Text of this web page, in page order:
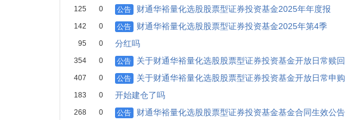
125 0 公告 财通华裕量化选股股票型证券投资基金2025年年度报
142 0 公告 财通华裕量化选股股票型证券投资基金2025年第4季
95 0 分红吗
354 0 公告 关于财通华裕量化选股股票型证券投资基金开放日常赎回
407 0 公告 关于财通华裕量化选股股票型证券投资基金开放日常申购
183 0 开始建仓了吗
268 0 公告 财通华裕量化选股股票型证券投资基金基金合同生效公告